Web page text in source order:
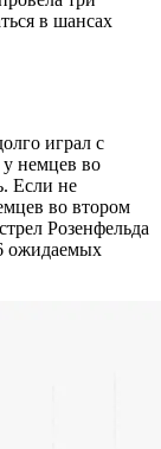
в шансах
играл с
немцев во
Если не
во втором
Розенфельда
ожидаемых